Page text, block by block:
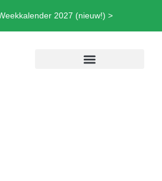
2027 (nieuw!) >